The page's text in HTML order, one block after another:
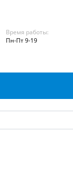
Время работы:
Пн-Пт 9-19